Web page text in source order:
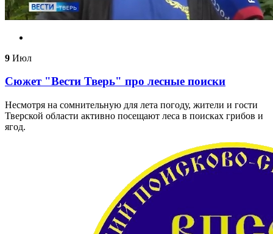
9 Июл
Сюжет "Вести Тверь" про лесные поиски
Несмотря на сомнительную для лета погоду, жители и гости
Тверской области активно посещают леса в поисках грибов и
ягод.